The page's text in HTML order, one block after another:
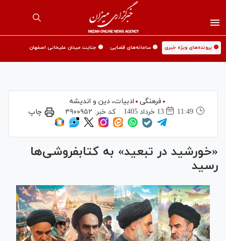
🟡 پرونده‌های ویژه خبری 🟡 سامانه‌های قضایی 🟡 جنایت میدان علیخانی اصفهان
فرهنگی
ادبیات، دین و اندیشه
11:49
13 خرداد 1405 کد خبر: ۴۹۰۰۹۵۲ چاپ
«خورشید در تبعید» به کتابفروشی‌ها
رسید